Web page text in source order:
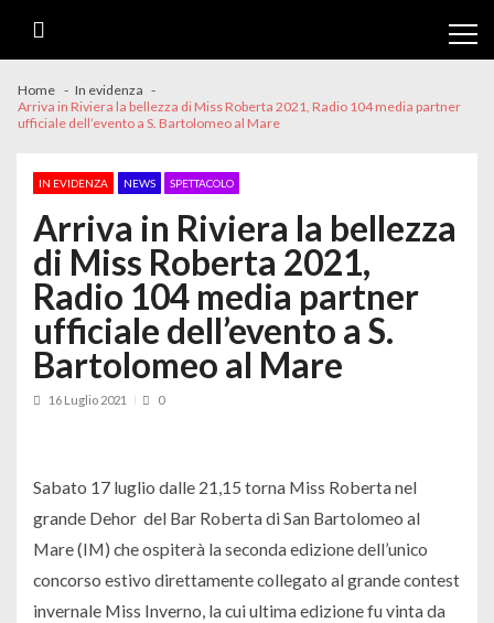
Home
In evidenza
Arriva in Riviera la bellezza di Miss Roberta 2021, Radio 104 media partner
ufficiale dell’evento a S. Bartolomeo al Mare
IN EVIDENZA NEWS SPETTACOLO
Arriva in Riviera la bellezza
di Miss Roberta 2021,
Radio 104 media partner
ufficiale dell’evento a S.
Bartolomeo al Mare
16 Luglio 2021 0
Sabato 17 luglio dalle 21,15 torna Miss Roberta nel
grande Dehor del Bar Roberta di San Bartolomeo al
Mare (IM) che ospiterà la seconda edizione dell’unico
concorso estivo direttamente collegato al grande contest
invernale Miss Inverno, la cui ultima edizione fu vinta da